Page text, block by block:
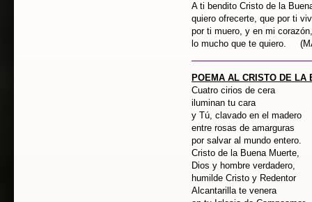
A ti bendito Cristo de la
quiero ofrecerte, que por ti
por ti muero, y en mi corazón,
lo mucho que te quiero.
POEMA AL CRISTO DE LA
Cuatro cirios de cera
iluminan tu cara
y Tú, clavado en el madero
entre rosas de amarguras
por salvar al mundo entero.
Cristo de la Buena Muerte,
Dios y hombre verdadero,
humilde Cristo y Redentor
Alcantarilla te venera